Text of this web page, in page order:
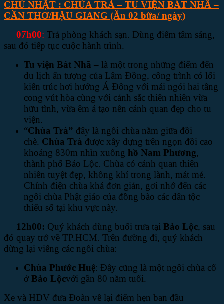
CHỦ NHẬT : CHÙA TRÀ – TU VIỆN BÁT NHÃ –
CẦN THƠ/HẬU GIANG (Ăn 02 bữa/ ngày)
07h00: Trả phòng khách sạn. Dùng điểm tâm sáng,
sau đó tiếp tục cuộc hành trình.
Tu viện Bát Nhã – là một trong những điểm đến
du lịch ấn tượng của Lâm Đồng, công trình có lối
kiến trúc hơi hướng Á Đông với mái ngói hai tầng
cong vút hòa cùng với cảnh sắc thiên nhiên vừa
hữu tình, vừa êm ả tạo nên cảnh quan đẹp cho tu
viện.
“Chùa Trà” đây là ngôi chùa nằm giữa đồi
chè. Chùa Trà được xây dựng trên ngọn đồi cao
khoảng 830m nhìn xuống hồ Nam Phương,
thành phố Bảo Lộc. Chùa có cảnh quan thiên
nhiên tuyệt đẹp, không khí trong lành, mát mẻ.
Chính điện chùa khá đơn giản, gơi nhớ đến các
ngôi chùa Phật giáo của đồng bào các dân tộc
thiểu số tại khu vực này.
12h00: Quý khách dùng buổi trưa tại Bảo Lộc, sau
đó quay trở về TP.HCM. Trên đường đi, quý khách
dừng lại viếng các ngôi chùa:
Chùa Phước Huệ: Đây cũng là một ngôi chùa cổ
ở Bảo Lộcvới gần 80 năm tuổi.
Xe và HDV đưa Đoàn về lại điểm hẹn ban đầu